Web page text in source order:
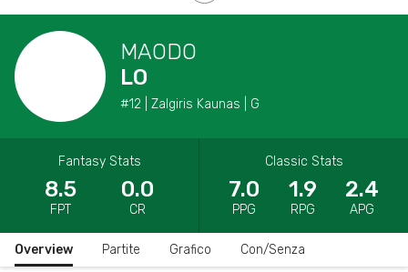
MAODO
LO
#12 | Zalgiris Kaunas | G
Fantasy Stats
8.5
FPT
0.0
CR
Classic Stats
7.0
PPG
1.9
RPG
2.4
APG
Overview Partite Grafico Con/Senza